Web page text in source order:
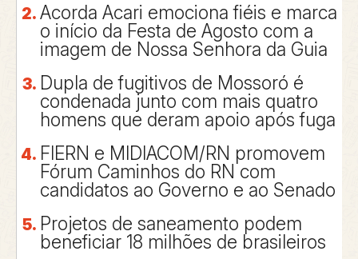
Acorda Acari emociona fiéis e marca
o início da Festa de Agosto com a
imagem de Nossa Senhora da Guia
Dupla de fugitivos de Mossoró é
condenada junto com mais quatro
homens que deram apoio após fuga
FIERN e MIDIACOM/RN promovem
Fórum Caminhos do RN com
candidatos ao Governo e ao Senado
Projetos de saneamento podem
beneficiar 18 milhões de brasileiros